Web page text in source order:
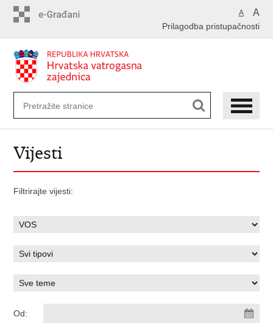
A A
Prilagodba pristupačnosti
Vijesti
Filtrirajte vijesti:
Od: